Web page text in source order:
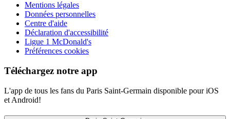
Mentions légales
Données personnelles
Centre d'aide
Déclaration d'accessibilité
Ligue 1 McDonald's
Préférences cookies
Téléchargez notre app
L'app de tous les fans du Paris Saint-Germain disponible pour iOS
et Android!